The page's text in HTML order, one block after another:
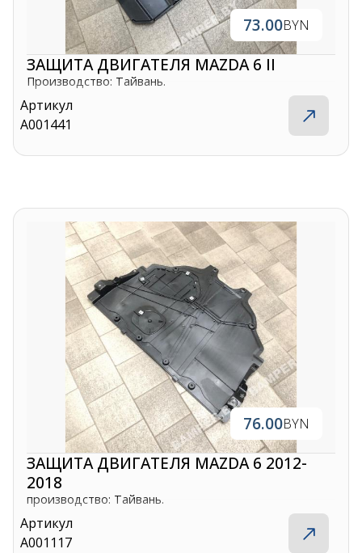
73.00BYN
ЗАЩИТА ДВИГАТЕЛЯ MAZDA 6 II
Производство: Тайвань.
Артикул
A001441
76.00BYN
ЗАЩИТА ДВИГАТЕЛЯ MAZDA 6 2012-
2018
производство: Тайвань.
Артикул
A001117
Контакты
+375 29 870 15 80
Viber
shupik21@bk.ru